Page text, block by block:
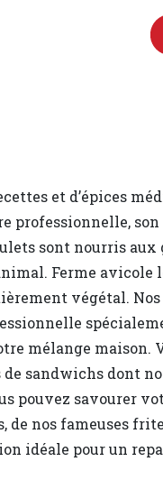
et d’épices
professionnelle,
sont nourris
Ferme avicole
végétal.
mélange maison.
sandwichs dont
pouvez savourer
de nos fameuses
idéale pour un